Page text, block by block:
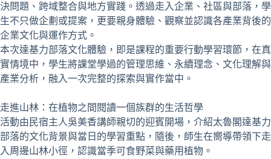
決問題、跨域整合與地方實踐。透過走入企業、社區與部落，學
生不只做企劃或提案，更要親身體驗、觀察並認識各產業背後的
企業文化與運作方式。
本次達基力部落文化體驗，即是課程的重要行動學習環節，在真
實情境中，學生將課堂學過的管理思維、永續理念、文化理解與
產業分析，融入一次完整的探索與實作當中。
走進山林：在植物之間閱讀一個族群的生活哲學
活動由民宿主人吳美香講師親切的迎賓開場，介紹太魯閣達基力
部落的文化背景與當日的學習重點，隨後，師生在嚮導帶領下走
入周邊山林小徑，認識當季可食野菜與藥用植物。